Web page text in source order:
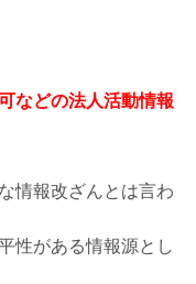
などの法人活動情報
情報改ざんとは言わ
性がある情報源とし